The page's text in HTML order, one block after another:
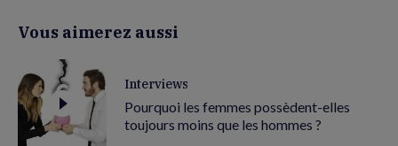
Vous aimerez aussi
Interviews
Pourquoi les femmes possèdent-elles
toujours moins que les hommes ?